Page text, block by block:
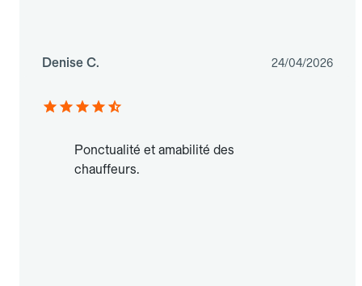
Denise C. 24/04/2026
Ponctualité et amabilité des
chauffeurs.